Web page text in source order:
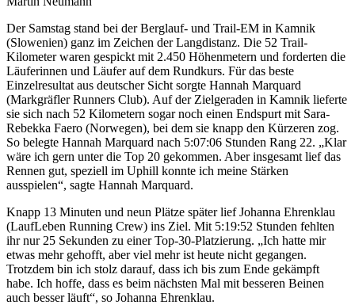
Der Samstag stand bei der Berglauf- und Trail-EM in Kamnik
(Slowenien) ganz im Zeichen der Langdistanz. Die 52 Trail-
Kilometer waren gespickt mit 2.450 Höhenmetern und forderten die
Läuferinnen und Läufer auf dem Rundkurs. Für das beste
Einzelresultat aus deutscher Sicht sorgte Hannah Marquard
(Markgräfler Runners Club). Auf der Zielgeraden in Kamnik lieferte
sie sich nach 52 Kilometern sogar noch einen Endspurt mit Sara-
Rebekka Faero (Norwegen), bei dem sie knapp den Kürzeren zog.
So belegte Hannah Marquard nach 5:07:06 Stunden Rang 22. „Klar
wäre ich gern unter die Top 20 gekommen. Aber insgesamt lief das
Rennen gut, speziell im Uphill konnte ich meine Stärken
ausspielen“, sagte Hannah Marquard.
Knapp 13 Minuten und neun Plätze später lief Johanna Ehrenklau
(LaufLeben Running Crew) ins Ziel. Mit 5:19:52 Stunden fehlten
ihr nur 25 Sekunden zu einer Top-30-Platzierung. „Ich hatte mir
etwas mehr gehofft, aber viel mehr ist heute nicht gegangen.
Trotzdem bin ich stolz darauf, dass ich bis zum Ende gekämpft
habe. Ich hoffe, dass es beim nächsten Mal mit besseren Beinen
auch besser läuft“, so Johanna Ehrenklau.